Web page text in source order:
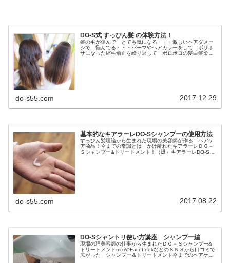
DO-S式 すっぴん髪 の体験方法！
髪の毛が傷んで とても気になる・・・激しいヘアダメー
ジで 悩んでる・・・パーマやヘアカラーをして ボサボ
サになった縮毛矯正を繰り返して ボロボロの髪白髪染め
do-s55.com 2017.12.29
基本的なキアラーレDO-Sシャンプーの使用方法
すっぴん髪理論から生まれた現場の美容師が作る ヘアケ
ア商品！今までの常識とは かけ離れたキアラーレＤＯ－
Ｓシャンプー&トリートメント！（爆）キアラーレDO-Sヘ
do-s55.com 2017.08.22
DO-Sシャントリ使い方講座 シャンプー編
現場の理美容師の仕事から生まれたＤＯ－Ｓシャンプー&
トリートメントmixiやFacebookなどのＳＮＳから口コミで
広がった シャンプー＆トリートメント今までのヘアケア